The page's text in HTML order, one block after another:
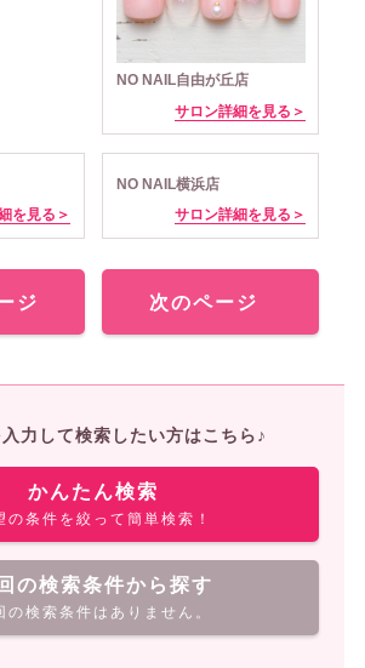
NO NAIL自由が丘店
サロン詳細を見る＞
を見る＞
NO NAIL横浜店
サロン詳細を見る＞
ジ 次のページ
力して検索したい方はこちら♪
かんたん検索
の条件を絞って簡単検索！
の検索条件から探す
の検索条件はありません。